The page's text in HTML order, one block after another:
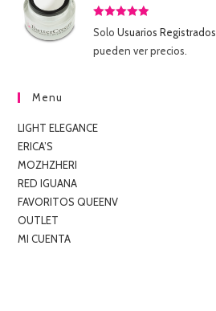
Valorado
5
SoloUsuarios Registrados
pueden ver precios.
Menu
LIGHT ELEGANCE
ERICA’S
MOZHZHERI
RED IGUANA
FAVORITOS QUEENV
OUTLET
MI CUENTA